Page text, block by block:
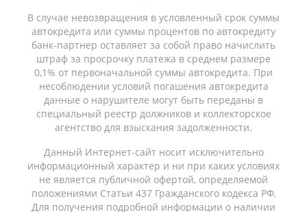
В случае невозвращения в условленный срок суммы
автокредита или суммы процентов по автокредиту
банк-партнер оставляет за собой право начислить
штраф за просрочку платежа в среднем размере
0,1% от первоначальной суммы автокредита. При
несоблюдении условий погашения автокредита
данные о нарушителе могут быть переданы в
специальный реестр должников и коллекторское
агентство для взыскания задолженности.
Данный Интернет-сайт носит исключительно
информационный характер и ни при каких условиях
не является публичной офертой, определяемой
положениями Статьи 437 Гражданского кодекса РФ.
Для получения подробной информации о наличии